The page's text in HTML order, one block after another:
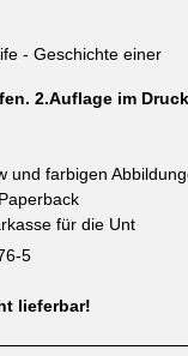
- Geschichte einer
2.Auflage im Druck
und farbigen
für die Unt
5
lieferbar!